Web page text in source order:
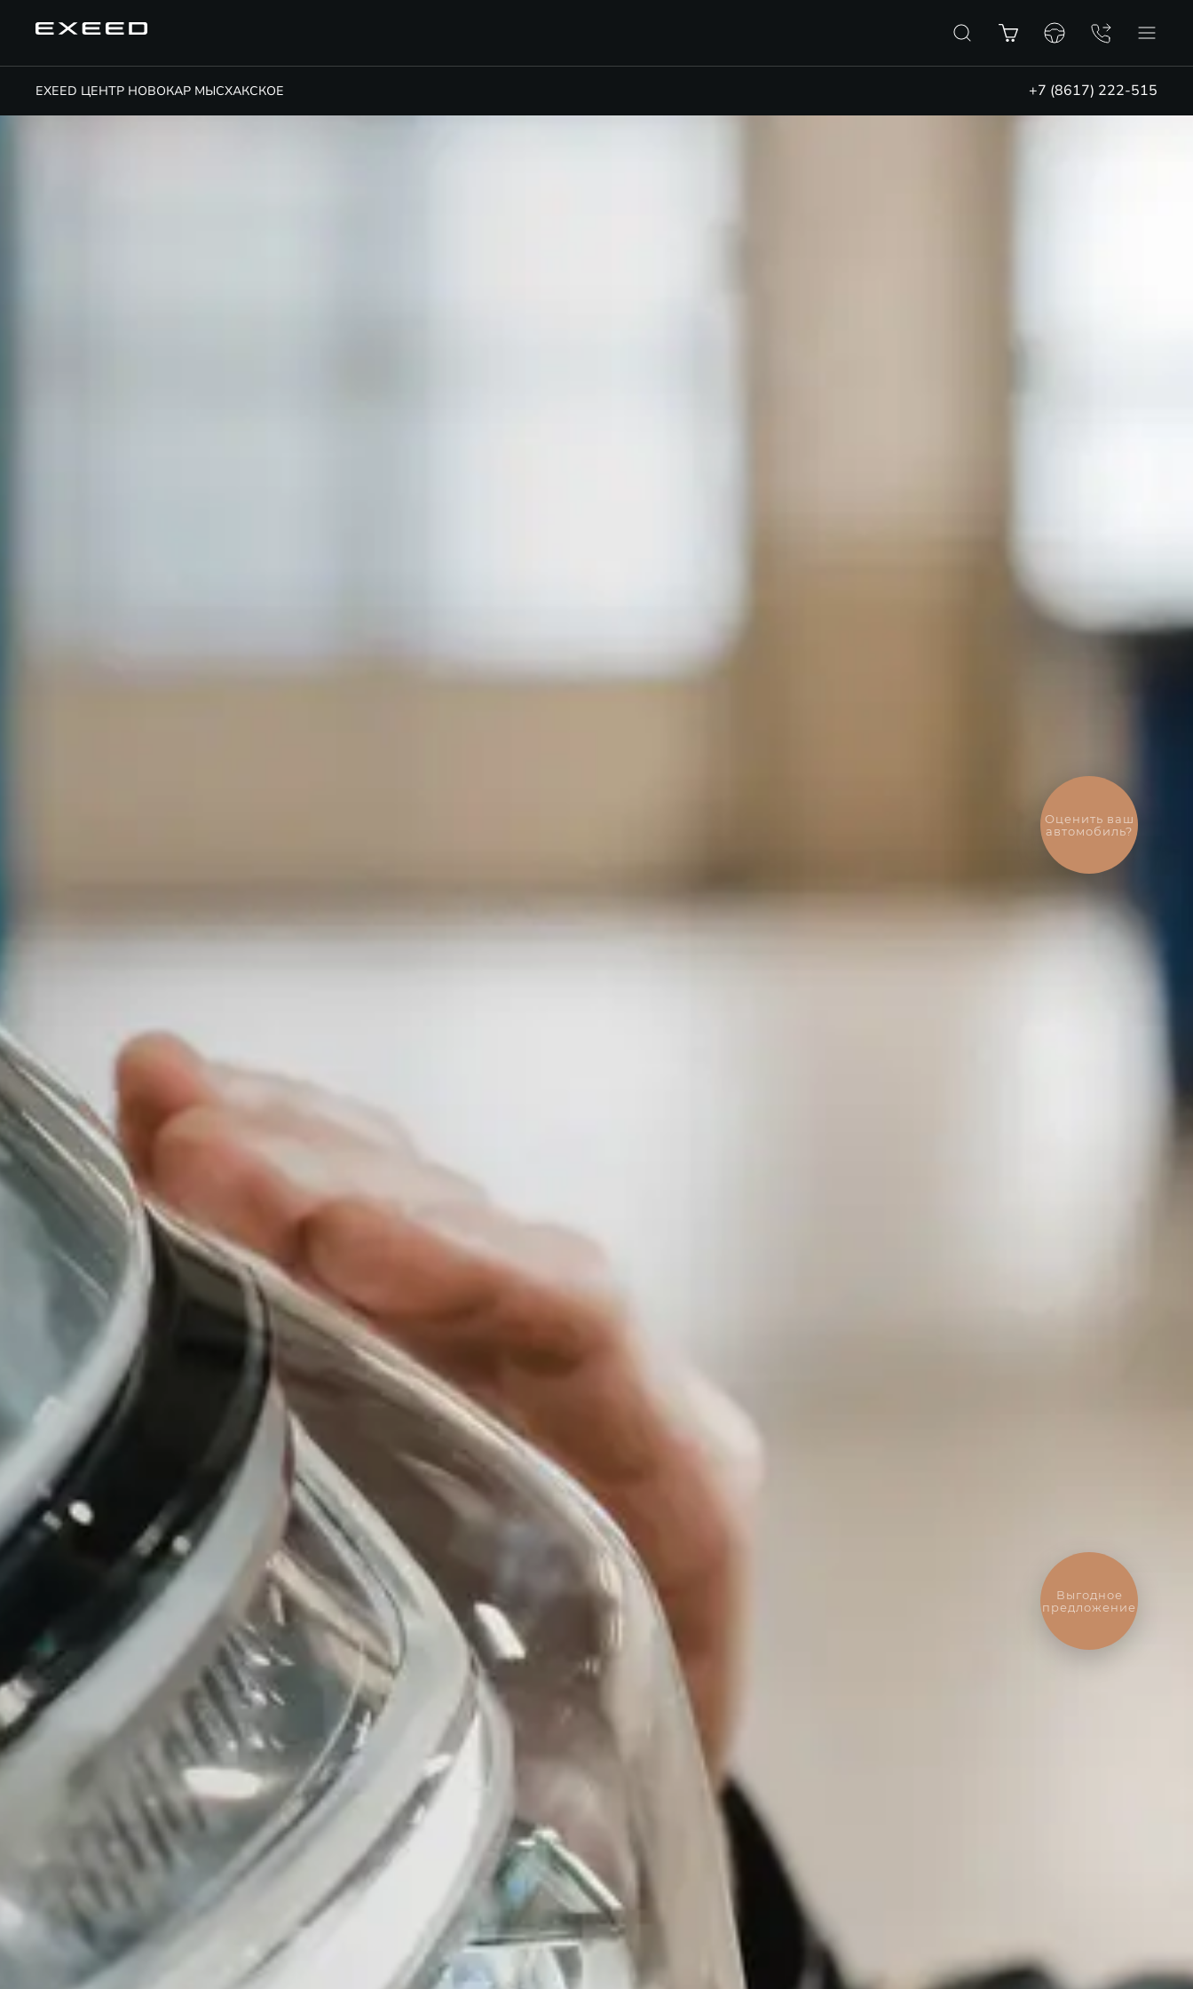
EXEED ЦЕНТР НОВОКАР МЫСХАКСКОЕ +7 (8617) 222-515
обмен
автомобиля
Выгодное
предложение